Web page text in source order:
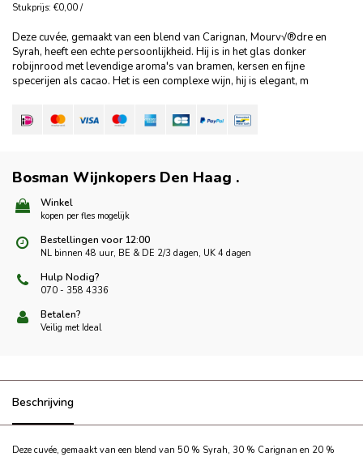
Stukprijs: €0,00 /
Deze cuvée, gemaakt van een blend van Carignan, Mourv√®dre en
Syrah, heeft een echte persoonlijkheid. Hij is in het glas donker
robijnrood met levendige aroma's van bramen, kersen en fijne
specerijen als cacao. Het is een complexe wijn, hij is elegant, m
Bosman Wijnkopers Den Haag .
Winkel
kopen per fles mogelijk
Bestellingen voor 12:00
NL binnen 48 uur, BE & DE 2/3 dagen, UK 4 dagen
Hulp Nodig?
070 - 358 4336
Betalen?
Veilig met Ideal
Beschrijving
Deze cuvée, gemaakt van een blend van 50 % Syrah, 30 % Carignan en 20 %